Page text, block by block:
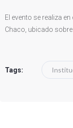
El evento se realiza
Chaco, ubicado
Tags: